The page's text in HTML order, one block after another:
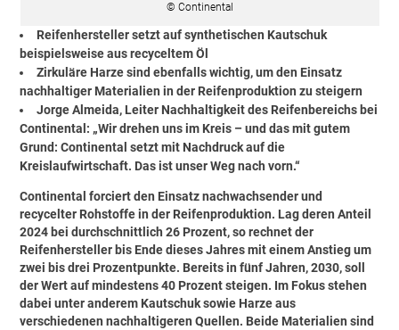
© Continental
Reifenhersteller setzt auf synthetischen Kautschuk
beispielsweise aus recyceltem Öl
Zirkuläre Harze sind ebenfalls wichtig, um den Einsatz
nachhaltiger Materialien in der Reifenproduktion zu steigern
Jorge Almeida, Leiter Nachhaltigkeit des Reifenbereichs bei
Continental: „Wir drehen uns im Kreis – und das mit gutem
Grund: Continental setzt mit Nachdruck auf die
Kreislaufwirtschaft. Das ist unser Weg nach vorn.“
Continental forciert den Einsatz nachwachsender und
recycelter Rohstoffe in der Reifenproduktion. Lag deren Anteil
2024 bei durchschnittlich 26 Prozent, so rechnet der
Reifenhersteller bis Ende dieses Jahres mit einem Anstieg um
zwei bis drei Prozentpunkte. Bereits in fünf Jahren, 2030, soll
der Wert auf mindestens 40 Prozent steigen. Im Fokus stehen
dabei unter anderem Kautschuk sowie Harze aus
verschiedenen nachhaltigeren Quellen. Beide Materialien sind